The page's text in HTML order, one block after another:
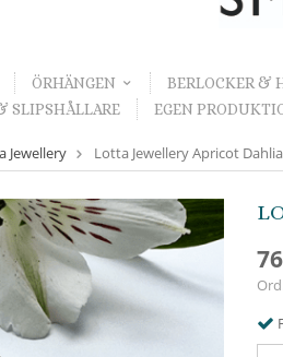
ÖRHÄNGEN BERLOCKER &
SLIPSHÅLLARE
EGEN
Jewellery Lotta Jewellery Apricot